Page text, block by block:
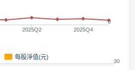
2025Q2 2025Q4
0
每股淨值(元)
30